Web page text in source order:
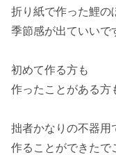
折り紙で作った鯉の
季節感が出ていいで
初めて作る方も
作ったことがある方
拙者かなりの不器用
作ることができたで